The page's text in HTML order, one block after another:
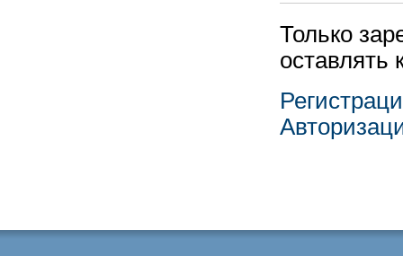
Только
оставлять